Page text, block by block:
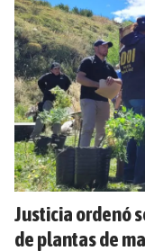
Justicia ordenó
de plantas de